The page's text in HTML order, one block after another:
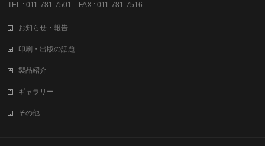
TEL : 011-781-7501 FAX : 011-781-7516
お知らせ・報告
印刷・出版の話題
製品紹介
ギャラリー
その他